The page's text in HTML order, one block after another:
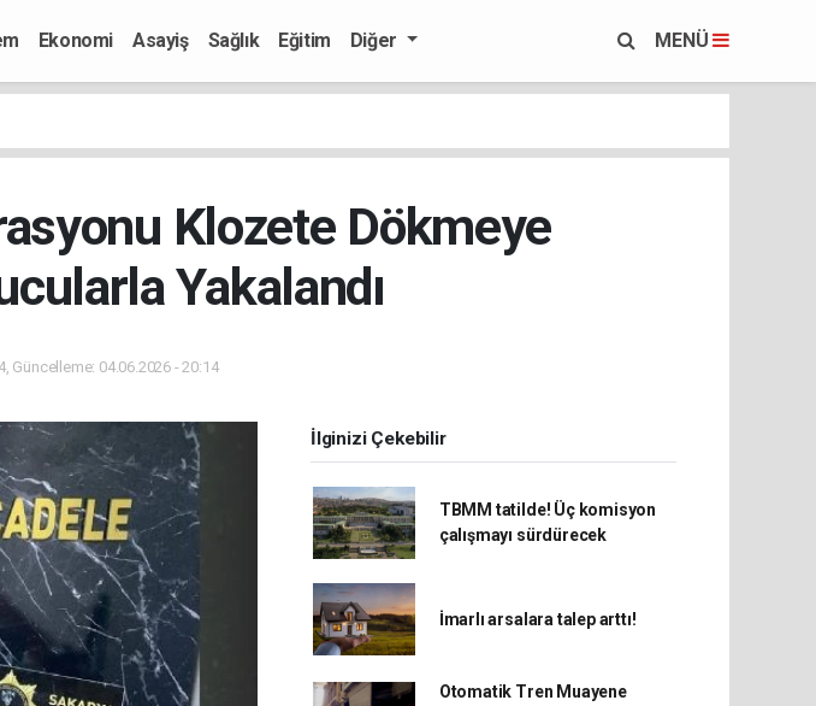
Ekonomi Asayiş Sağlık Eğitim Diğer MENÜ
Klozete Dökmeye
Yakalandı
Güncelleme: 04.06.2026 - 20:14
İlginizi Çekebilir
TBMM tatilde! Üç komisyon
çalışmayı sürdürecek
İmarlı arsalara talep arttı!
Otomatik Tren Muayene